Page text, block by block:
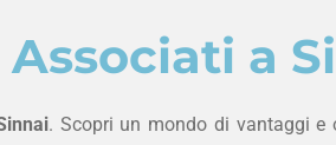
a
. Scopri un mondo di vantaggi e